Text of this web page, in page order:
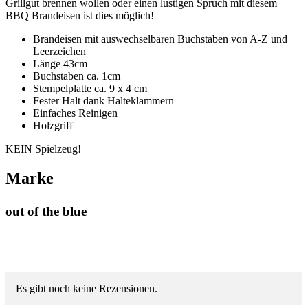
Grillgut brennen wollen oder einen lustigen Spruch mit diesem
BBQ Brandeisen ist dies möglich!
Brandeisen mit auswechselbaren Buchstaben von A-Z und
Leerzeichen
Länge 43cm
Buchstaben ca. 1cm
Stempelplatte ca. 9 x 4 cm
Fester Halt dank Halteklammern
Einfaches Reinigen
Holzgriff
KEIN Spielzeug!
Marke
out of the blue
Es gibt noch keine Rezensionen.